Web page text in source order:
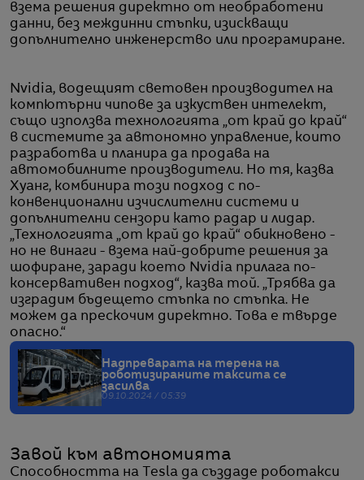
взема решения директно от необработени
данни, без междинни стъпки, изискващи
допълнително инженерство или програмиране.
Nvidia, водещият световен производител на
компютърни чипове за изкуствен интелект,
също използва технологията „от край до край“
в системите за автономно управление, които
разработва и планира да продава на
автомобилните производители. Но тя, казва
Хуанг, комбинира този подход с по-
конвенционални изчислителни системи и
допълнителни сензори като радар и лидар.
„Технологията „от край до край“ обикновено -
но не винаги - взема най-добрите решения за
шофиране, заради което Nvidia прилага по-
консервативен подход“, казва той. „Трябва да
изградим бъдещето стъпка по стъпка. Не
можем да прескочим директно. Това е твърде
опасно.“
Надпреварата на терена на
роботизираните таксита се
засилва
09.10.2024 / 05:39
Завой към автономията
Способността на Tesla да създаде роботакси